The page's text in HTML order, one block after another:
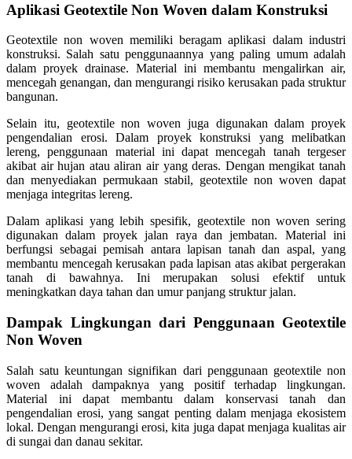
Aplikasi Geotextile Non Woven dalam Konstruksi
Geotextile non woven memiliki beragam aplikasi dalam industri
konstruksi. Salah satu penggunaannya yang paling umum adalah
dalam proyek drainase. Material ini membantu mengalirkan air,
mencegah genangan, dan mengurangi risiko kerusakan pada struktur
bangunan.
Selain itu, geotextile non woven juga digunakan dalam proyek
pengendalian erosi. Dalam proyek konstruksi yang melibatkan
lereng, penggunaan material ini dapat mencegah tanah tergeser
akibat air hujan atau aliran air yang deras. Dengan mengikat tanah
dan menyediakan permukaan stabil, geotextile non woven dapat
menjaga integritas lereng.
Dalam aplikasi yang lebih spesifik, geotextile non woven sering
digunakan dalam proyek jalan raya dan jembatan. Material ini
berfungsi sebagai pemisah antara lapisan tanah dan aspal, yang
membantu mencegah kerusakan pada lapisan atas akibat pergerakan
tanah di bawahnya. Ini merupakan solusi efektif untuk
meningkatkan daya tahan dan umur panjang struktur jalan.
Dampak Lingkungan dari Penggunaan Geotextile
Non Woven
Salah satu keuntungan signifikan dari penggunaan geotextile non
woven adalah dampaknya yang positif terhadap lingkungan.
Material ini dapat membantu dalam konservasi tanah dan
pengendalian erosi, yang sangat penting dalam menjaga ekosistem
lokal. Dengan mengurangi erosi, kita juga dapat menjaga kualitas air
di sungai dan danau sekitar.